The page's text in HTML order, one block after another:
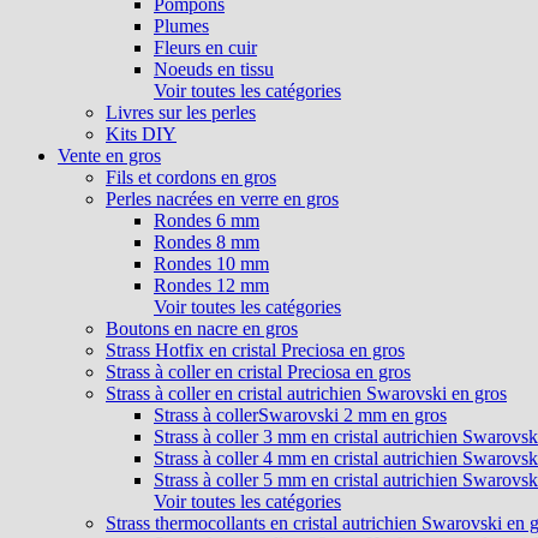
Pompons
Plumes
Fleurs en cuir
Noeuds en tissu
Voir toutes les catégories
Livres sur les perles
Kits DIY
Vente en gros
Fils et cordons en gros
Perles nacrées en verre en gros
Rondes 6 mm
Rondes 8 mm
Rondes 10 mm
Rondes 12 mm
Voir toutes les catégories
Boutons en nacre en gros
Strass Hotfix en cristal Preciosa en gros
Strass à coller en cristal Preciosa en gros
Strass à coller en cristal autrichien Swarovski en gros
Strass à collerSwarovski 2 mm en gros
Strass à coller 3 mm en cristal autrichien
Strass à coller 4 mm en cristal autrichien
Strass à coller 5 mm en cristal autrichien
Voir toutes les catégories
Strass thermocollants en cristal autrichien Swarovski en